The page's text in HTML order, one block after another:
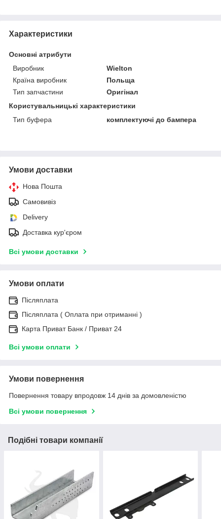
Характеристики
Основні атрибути
Виробник
Wielton
Країна виробник
Польща
Тип запчастини
Оригінал
Користувальницькі характеристики
Тип буфера
комплектуючі до бампера
Умови доставки
Нова Пошта
Самовивіз
Delivery
Доставка кур'єром
Всі умови доставки
Умови оплати
Післяплата
Післяплата ( Оплата при отриманні )
Карта Приват Банк / Приват 24
Всі умови оплати
Умови повернення
Повернення товару впродовж 14 днів за домовленістю
Всі умови повернення
Подібні товари компанії